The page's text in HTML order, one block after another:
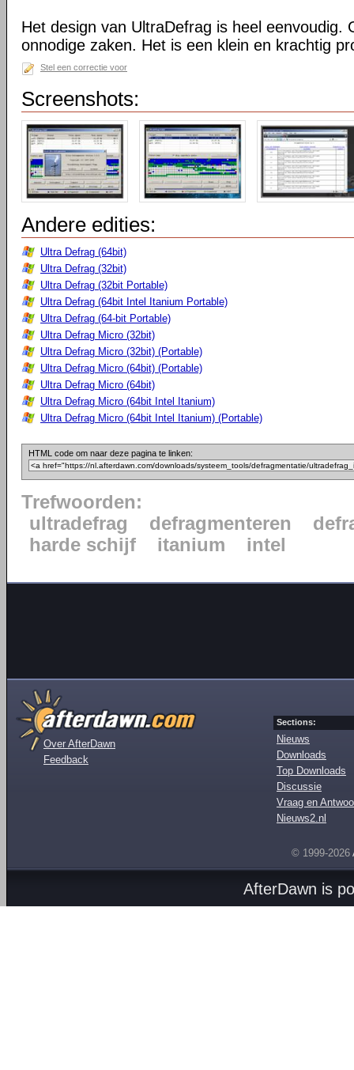
Het design van UltraDefrag is heel eenvoudig.
onnodige zaken. Het is een klein en krachtig
Stel een correctie voor
Screenshots:
Andere edities:
Ultra Defrag (64bit)
Ultra Defrag (32bit)
Ultra Defrag (32bit Portable)
Ultra Defrag (64bit Intel Itanium Portable)
Ultra Defrag (64-bit Portable)
Ultra Defrag Micro (32bit)
Ultra Defrag Micro (32bit) (Portable)
Ultra Defrag Micro (64bit) (Portable)
Ultra Defrag Micro (64bit)
Ultra Defrag Micro (64bit Intel Itanium)
Ultra Defrag Micro (64bit Intel Itanium) (Portable)
HTML code om naar deze pagina te linken:
Trefwoorden:
ultradefrag
defragmenteren
harde schijf
itanium intel
Over AfterDawn
Feedback
Sections:
Nieuws
Downloads
Top Downloads
Discussie
Vraag en
Nieuws2.nl
© 1999-2026
AfterDawn is